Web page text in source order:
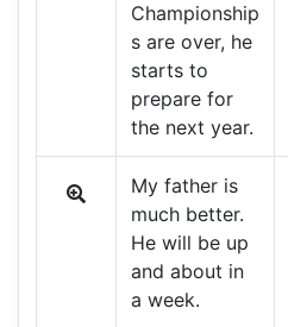
Championship
s are over, he
starts to
prepare for
the next year.
My father is
much better.
He will be up
and about in
a week.